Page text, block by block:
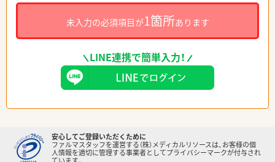
未入力の必須項目が1箇所あります
LINE連携で簡単入力！
安心してご登録いただくために
ファルマスタッフを運営する（株）メディカルリソースは、お客様の個
人情報を適切に管理する事業者としてプライバシーマークが付与され